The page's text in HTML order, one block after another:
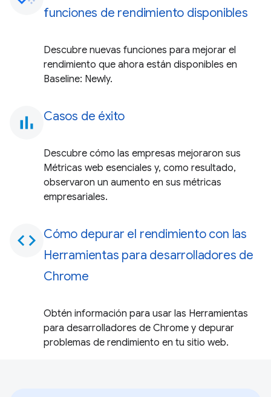
funciones de rendimiento disponibles
Descubre nuevas funciones para mejorar el
rendimiento que ahora están disponibles en
Baseline: Newly.
bar_chart Casos de éxito
Descubre cómo las empresas mejoraron sus
Métricas web esenciales y, como resultado,
observaron un aumento en sus métricas
empresariales.
code Cómo depurar el rendimiento con las
Herramientas para desarrolladores de
Chrome
Obtén información para usar las Herramientas
para desarrolladores de Chrome y depurar
problemas de rendimiento en tu sitio web.